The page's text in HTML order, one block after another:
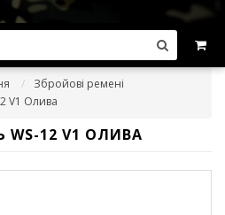
ДО -45%
Збройові ремені
V1 Олива
12 V1 ОЛИВА